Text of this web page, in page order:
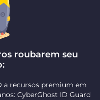
roubarem seu
a recursos premium em
CyberGhost ID Guard